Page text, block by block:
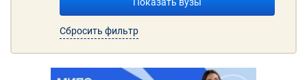
Сбросить фильтр